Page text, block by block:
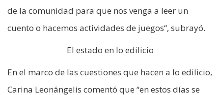
de la comunidad para que nos venga a leer un
cuento o hacemos actividades de juegos“, subrayó.
El estado en lo edilicio
En el marco de las cuestiones que hacen a lo edilicio,
Carina Leonángelis comentó que “en estos días se